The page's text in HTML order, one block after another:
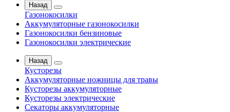
Назад
Газонокосилки
Аккумуляторные газонокосилки
Газонокосилки бензиновые
Газонокосилки электрические
Назад
Кусторезы
Аккумуляторные ножницы для травы
Кусторезы аккумуляторные
Кусторезы электрические
Секаторы аккумуляторные